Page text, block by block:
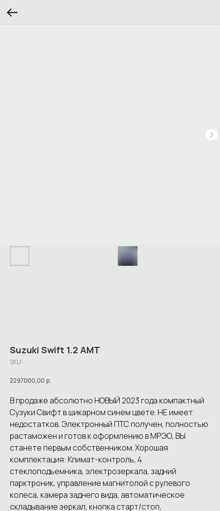
Suzuki Swift 1.2 AMT
SKU:
2297000,00 р.
В продаже абсолютно НОВЫЙ 2023 года компактный
Сузуки Свифт в шикарном синем цвете. НЕ имеет
недостатков. Электронный ПТС получен, полностью
растаможен и готов к оформлению в МРЭО, ВЫ
станете первым собственником. Хорошая
комплектация: Климат-контроль, 4
стеклоподъемника, электрозеркала, задний
парктpоник, управление магнитолой с рулевого
колеса, камера заднего вида, автоматическое
складывание зеркал, кнопка старт/стоп,